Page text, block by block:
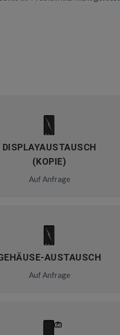
DISPLAYAUSTAUSCH
(KOPIE)
Auf Anfrage
AUSTAUSCH
Auf Anfrage